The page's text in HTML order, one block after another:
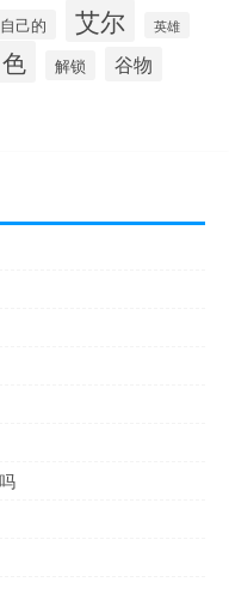
自己的 艾尔 英雄
解锁 谷物